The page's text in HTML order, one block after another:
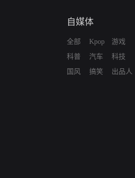
自媒体
全部
科普
国风
Kpop
汽车
搞笑
游戏
科技
出品人